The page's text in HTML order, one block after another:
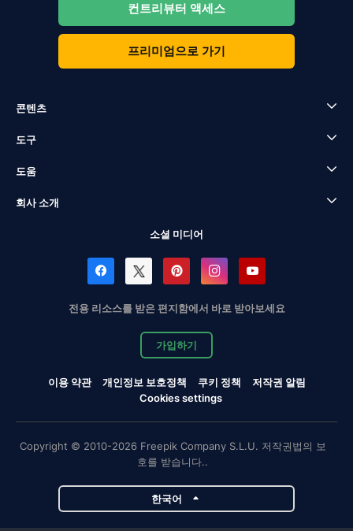
컨트리뷰터 액세스
프리미엄으로 가기
콘텐츠
도구
도움
회사 소개
소셜 미디어
전용 리소스를 받은 편지함에서 바로 받아보세요
가입하기
이용 약관 개인정보 보호정책 쿠키 정책
저작권 알림
Cookies settings
Copyright © 2010-2026 Freepik Company S.L.U. 저작권법의 보
호를 받습니다..
한국어